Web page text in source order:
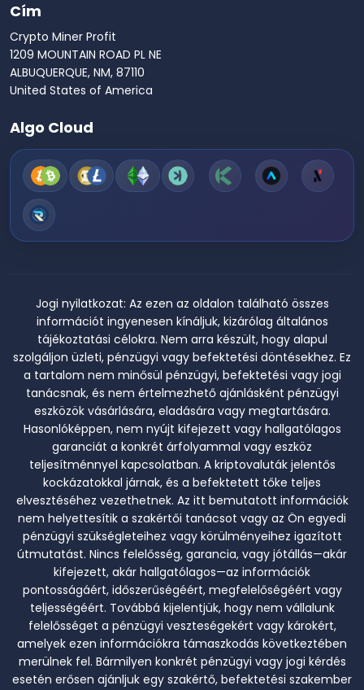
Cím
Crypto Miner Profit
1209 MOUNTAIN ROAD PL NE
ALBUQUERQUE, NM, 87110
United States of America
Algo Cloud
Jogi nyilatkozat: Az ezen az oldalon található összes
információt ingyenesen kínáljuk, kizárólag általános
tájékoztatási célokra. Nem arra készült, hogy alapul
szolgáljon üzleti, pénzügyi vagy befektetési döntésekhez. Ez
a tartalom nem minősül pénzügyi, befektetési vagy jogi
tanácsnak, és nem értelmezhető ajánlásként pénzügyi
eszközök vásárlására, eladására vagy megtartására.
Hasonlóképpen, nem nyújt kifejezett vagy hallgatólagos
garanciát a konkrét árfolyammal vagy eszköz
teljesítménnyel kapcsolatban. A kriptovaluták jelentős
kockázatokkal járnak, és a befektetett tőke teljes
elvesztéséhez vezethetnek. Az itt bemutatott információk
nem helyettesítik a szakértői tanácsot vagy az Ön egyedi
pénzügyi szükségleteihez vagy körülményeihez igazított
útmutatást. Nincs felelősség, garancia, vagy jótállás—akár
kifejezett, akár hallgatólagos—az információk
pontosságáért, időszerűségéért, megfelelőségéért vagy
teljességéért. Továbbá kijelentjük, hogy nem vállalunk
felelősséget a pénzügyi veszteségekért vagy károkért,
amelyek ezen információkra támaszkodás következtében
merülnek fel. Bármilyen konkrét pénzügyi vagy jogi kérdés
esetén erősen ajánljuk egy szakértő, befektetési szakember